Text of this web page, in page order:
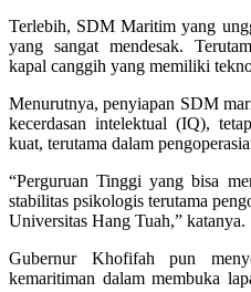
Terlebih, SDM Maritim yang
yang sangat mendesak.
kapal canggih yang memiliki
Menurutnya, penyiapan SDM
kecerdasan intelektual (IQ),
kuat, terutama dalam
“Perguruan Tinggi yang bisa
stabilitas psikologis terutama
Universitas Hang Tuah,” katanya.
Gubernur Khofifah pun
kemaritiman dalam membuka